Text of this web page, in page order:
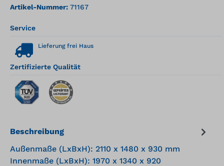
Artikel-Nummer: 71167
Service
Lieferung frei Haus
Zertifizierte Qualität
Beschreibung
Außenmaße (LxBxH): 2110 x 1480 x 930 mm
Innenmaße (LxBxH): 1970 x 1340 x 920